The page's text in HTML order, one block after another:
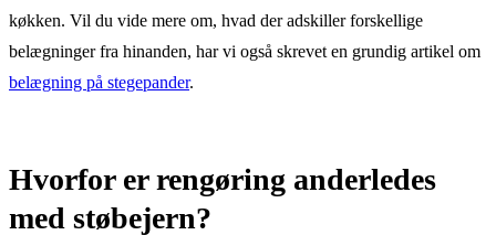
køkken. Vil du vide mere om, hvad der adskiller forskellige
belægninger fra hinanden, har vi også skrevet en grundig artikel om
belægning på stegepander.
Hvorfor er rengøring anderledes
med støbejern?